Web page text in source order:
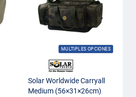
MULTIPLES OPCIONES
Solar Worldwide Carryall
Medium (56×31×26cm)